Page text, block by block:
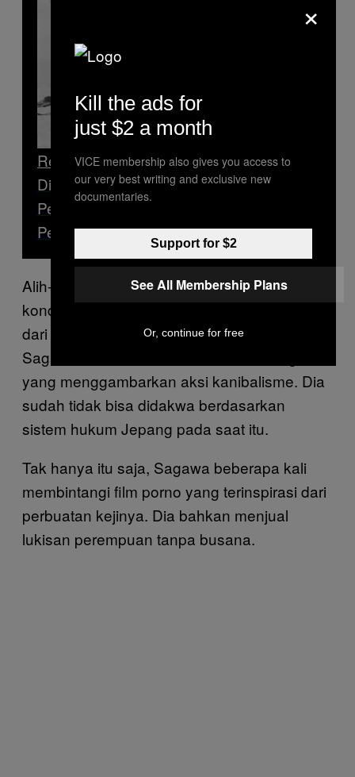
Read Next
Dilema Pria Selamat dari Kecelakaan
Pesawat Berkat Makan Daging Sesama
Penumpang
Alih-alih dibikin jera, Sagawa justru menjadi
kondang di dalam negeri. Sejak dia keluar
dari rumah sakit pada 12 Agustus 1986,
Sagawa menulis dan menerbitkan manga
yang menggambarkan aksi kanibalisme. Dia
sudah tidak bisa didakwa berdasarkan
sistem hukum Jepang pada saat itu.
Tak hanya itu saja, Sagawa beberapa kali
membintangi film porno yang terinspirasi dari
perbuatan kejinya. Dia bahkan menjual
lukisan perempuan tanpa busana.
×
Kill the ads for
just $2 a month
VICE membership also gives you access to
our very best writing and exclusive new
documentaries.
Support for $2
See All Membership Plans
Or, continue for free